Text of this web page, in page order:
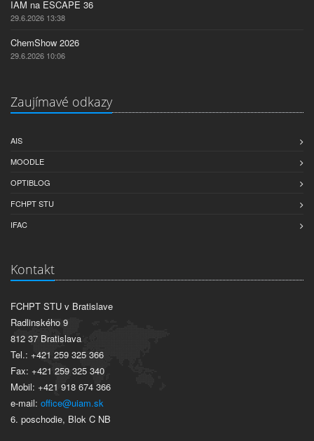
IAM na ESCAPE 36
29.6.2026 13:38
ChemShow 2026
29.6.2026 10:06
Zaujímavé odkazy
AIS
MOODLE
OPTIBLOG
FCHPT STU
IFAC
Kontakt
FCHPT STU v Bratislave
Radlinského 9
812 37 Bratislava
Tel.: +421 259 325 366
Fax: +421 259 325 340
Mobil: +421 918 674 366
e-mail: office@uiam.sk
6. poschodie, Blok C NB